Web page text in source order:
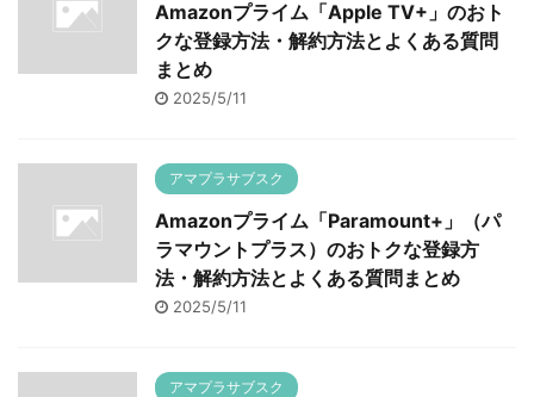
Amazonプライム「Apple TV+」のおト
クな登録方法・解約方法とよくある質問
まとめ
2025/5/11
アマプラサブスク
Amazonプライム「Paramount+」（パ
ラマウントプラス）のおトクな登録方
法・解約方法とよくある質問まとめ
2025/5/11
アマプラサブスク